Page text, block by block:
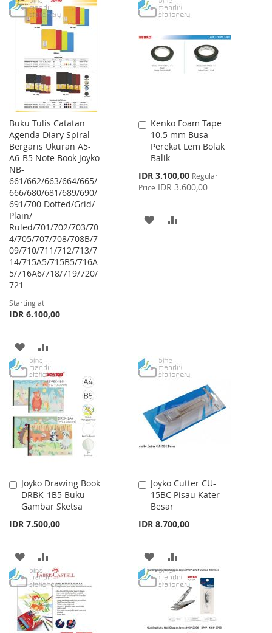
TO
WISH
LIST
TO
COMPARE
WISH
LIST
COMPARE
Buku Tulis Catatan
Agenda Diary Spiral
Bergaris Ukuran A5-
A6-B5 Note Book Joyko
NB-
661/662/663/664/665/
666/680/681/689/690/
691/700 Dotted/Grid/
Plain/
Ruled/701/702/703/70
4/705/707/708/708B/7
09/710/711/712/713/7
14/715A5/715B5/716A
5/716A6/718/719/720/
721
Starting at
IDR 6.100,00
ADD
TO
WISH
LIST
TO
COMPARE
Kenko Foam Tape
10.5 mm Busa
Perekat Lem Bolak
Balik
Special
Price
IDR 3.100,00 Regular
Price IDR 3.600,00
Add
to
Cart
ADD
Joyko Drawing Book
DRBK-1B5 Buku
Gambar Sketsa
IDR 7.500,00
Add
to
Cart
ADD
TO
WISH
LIST
TO
COMPARE
Joyko Cutter CU-
15BC Pisau Kater
Besar
IDR 8.700,00
Add
to
Cart
ADD
TO
LIST
TO
COMPARE